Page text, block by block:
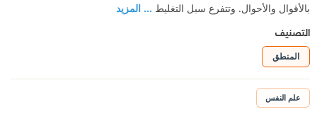
بالأقوال والأحوال. وتتفرع سبل التغليط ... المزيد
التصنيف
المنطق
علم النفس